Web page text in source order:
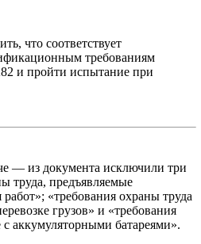
что соответствует
требованиям
и пройти испытание при
— из документа исключили три
труда, предъявляемые
«требования охраны труда
грузов» и «требования
с аккумуляторными батареями».